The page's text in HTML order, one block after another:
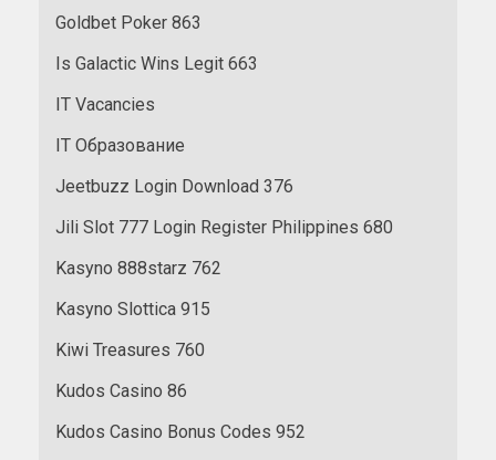
Goldbet Poker 863
Is Galactic Wins Legit 663
IT Vacancies
IT Образование
Jeetbuzz Login Download 376
Jili Slot 777 Login Register Philippines 680
Kasyno 888starz 762
Kasyno Slottica 915
Kiwi Treasures 760
Kudos Casino 86
Kudos Casino Bonus Codes 952